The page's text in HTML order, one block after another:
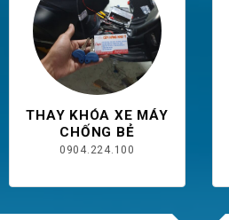
THAY KHÓA XE MÁY
CHỐNG BẺ
0904.224.100